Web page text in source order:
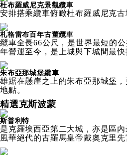
杜布羅威尼克景觀纜車
安排搭乘纜車俯瞰杜布羅威尼克古
札格雷布百年古董纜車
纜車全長66公尺，是世界最短的
年營運至今，是上城與下城間最快
朱布亞那城堡纜車
雄踞在懸崖之上的朱布亞那城堡
地點。
精選克斯波蒙
斯普利特
是克羅埃西亞第二大城，亦是區
風華絕代的古羅馬皇帝戴奧克里先